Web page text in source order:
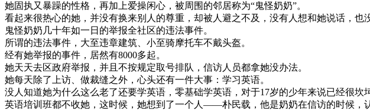
她固执又暴躁的性格，再加上爱操闲心，被周围的邻居称为“鬼怪奶奶”。
看起来很热心的她，并没有换来别人的尊重，却被人避之不及，没有人想和她说话，
鬼怪奶奶几十年如一日的举报全社区的违法事件。
所谓的违法事件，大至违章建筑、小至骑摩托车不戴头盔。
经有她举报的事件，居然有8000多起。
她天天去区政府举报，并且不按规定取号排队，信访人员都拿她没办法。
她每天除了上访、做裁缝之外，心头还有一件大事：学习英语。
没人知道她为什么这么老了还要学英语，零基础学英语，对于17岁的少年来说已经很坎
英语培训班都不收她，这时候，她想到了一个人——朴民载，他是奶奶在信访的时候，